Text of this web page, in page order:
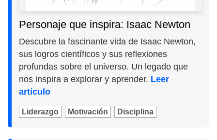
Personaje que inspira: Isaac Newton
Descubre la fascinante vida de Isaac Newton,
sus logros científicos y sus reflexiones
profundas sobre el universo. Un legado que
nos inspira a explorar y aprender. Leer
artículo
Liderazgo Motivación Disciplina